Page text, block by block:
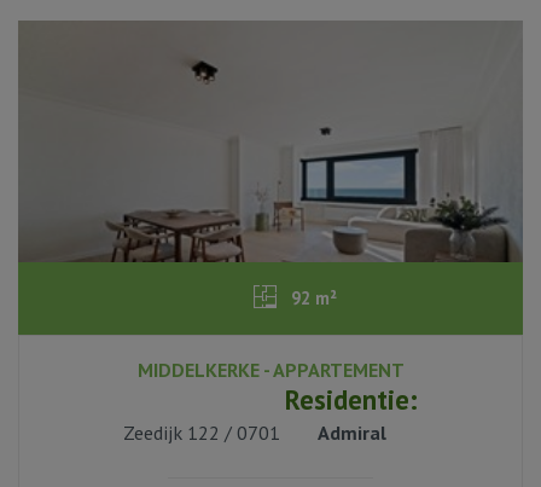
92 m²
2
1
MIDDELKERKE - APPARTEMENT
Zeedijk 122 / 0701
Residentie:
Admiral